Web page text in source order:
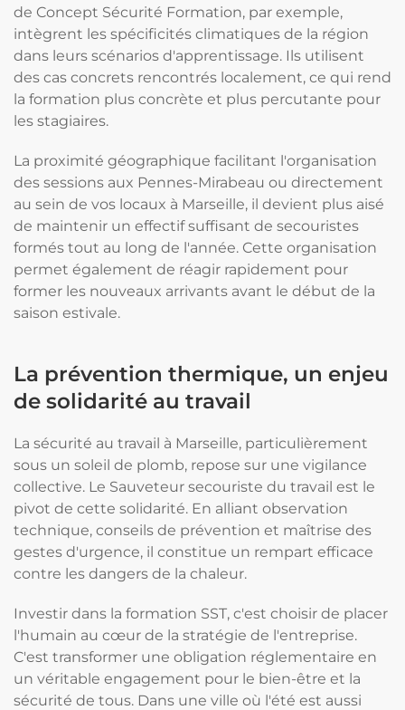
de Concept Sécurité Formation, par exemple,
intègrent les spécificités climatiques de la région
dans leurs scénarios d'apprentissage. Ils utilisent
des cas concrets rencontrés localement, ce qui rend
la formation plus concrète et plus percutante pour
les stagiaires.
La proximité géographique facilitant l'organisation
des sessions aux Pennes-Mirabeau ou directement
au sein de vos locaux à Marseille, il devient plus aisé
de maintenir un effectif suffisant de secouristes
formés tout au long de l'année. Cette organisation
permet également de réagir rapidement pour
former les nouveaux arrivants avant le début de la
saison estivale.
La prévention thermique, un enjeu
de solidarité au travail
La sécurité au travail à Marseille, particulièrement
sous un soleil de plomb, repose sur une vigilance
collective. Le Sauveteur secouriste du travail est le
pivot de cette solidarité. En alliant observation
technique, conseils de prévention et maîtrise des
gestes d'urgence, il constitue un rempart efficace
contre les dangers de la chaleur.
Investir dans la formation SST, c'est choisir de placer
l'humain au cœur de la stratégie de l'entreprise.
C'est transformer une obligation réglementaire en
un véritable engagement pour le bien-être et la
sécurité de tous. Dans une ville où l'été est aussi